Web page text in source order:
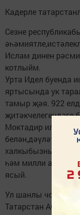
Кадерле
Сезне
Ислам динен рәсми
котлыйм.
Урта Идел буенда
яртысында ук
тамыр җәя. 922
җитәкчелегендәге
Моктадир
белән,дәүләт дине
халкыбызның
һәм милли аңы
ясый.
Ул шанлы
Татарстан АССР